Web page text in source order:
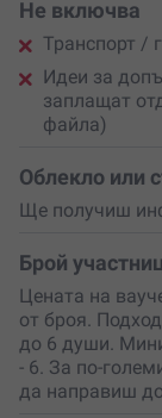
Не включва
Транспорт /
Идеи за
заплащат
файла)
Облекло или
Ще получиш
Брой
Цената на
от броя.
до 6 души.
- 6. За по-
да направиш